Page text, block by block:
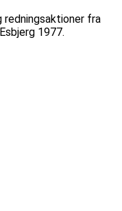
redningsaktioner fra
1977.